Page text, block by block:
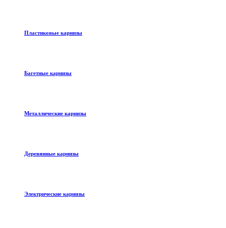
Пластиковые карнизы
Багетные карнизы
Металлические карнизы
Деревянные карнизы
Электрические карнизы